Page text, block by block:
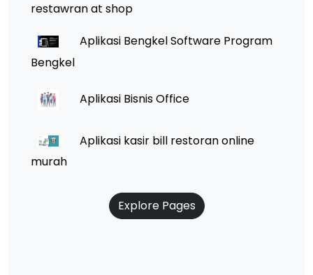
restawran at shop
Aplikasi Bengkel Software Program
Bengkel
Aplikasi Bisnis Office
Aplikasi kasir bill restoran online
murah
Explore Pages